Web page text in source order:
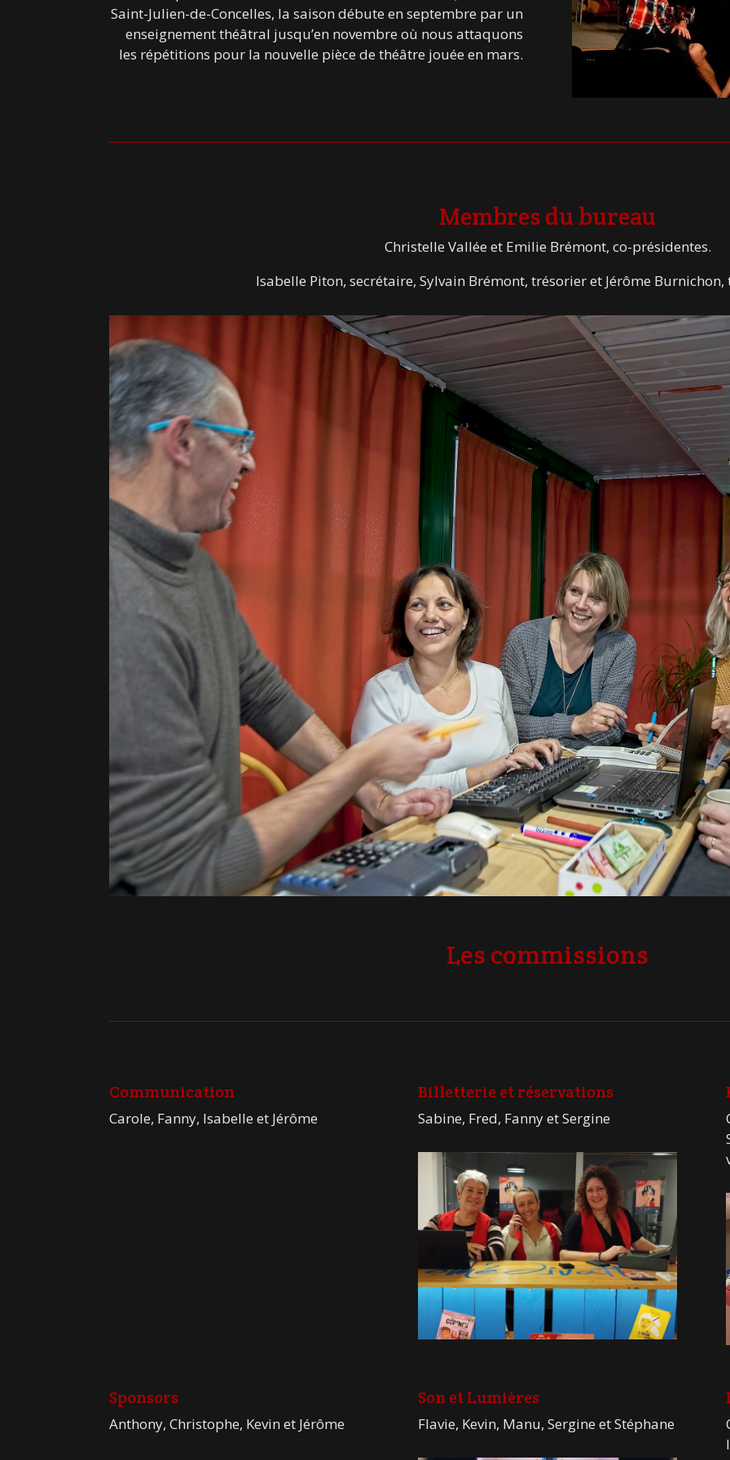
Saint-Julien-de-Concelles, la saison débute en septembre par un
enseignement théâtral jusqu’en novembre où nous attaquons
les répétitions pour la nouvelle pièce de théâtre jouée en mars.
Membres du bureau
Christelle Vallée et Emilie Brémont, co-présidentes.
Isabelle Piton, secrétaire, Sylvain Brémont, trésorier et Jérôme
Les commissions
Communication
Carole, Fanny, Isabelle et Jérôme
Billetterie et réservations
Sabine, Fred, Fanny et Sergine
Sponsors
Anthony, Christophe, Kevin et Jérôme
Son et Lumières
Flavie, Kevin, Manu, Sergine et Stéphane